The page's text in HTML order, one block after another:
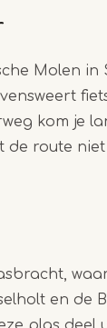
Molen in
kom je
route
en de